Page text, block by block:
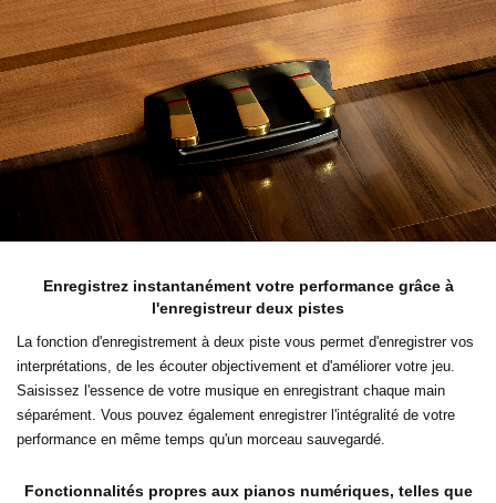
Enregistrez instantanément votre performance grâce à
l'enregistreur deux pistes
La fonction d'enregistrement à deux piste vous permet d'enregistrer vos
interprétations, de les écouter objectivement et d'améliorer votre jeu.
Saisissez l'essence de votre musique en enregistrant chaque main
séparément. Vous pouvez également enregistrer l'intégralité de votre
performance en même temps qu'un morceau sauvegardé.
Fonctionnalités propres aux pianos numériques, telles que